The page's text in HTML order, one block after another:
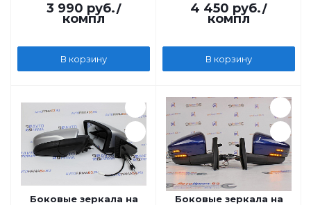
3 990 руб./
компл
В корзину
4 450 руб./
компл
В корзину
Боковые зеркала на
Боковые зеркала на